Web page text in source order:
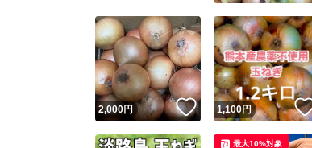
2,000円 いいね！
1,100円
最大10%対象